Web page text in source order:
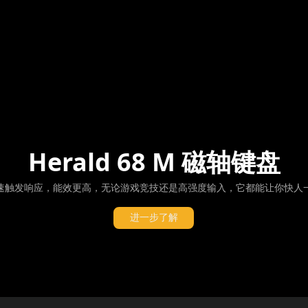
Herald 68 M 磁轴键盘
触发响应，能效更高， 无论游戏竞技还是高强度输入，它都能让你快人
进一步了解